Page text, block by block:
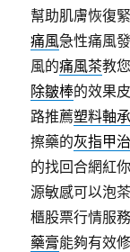
幫助肌膚恢復
痛風急性痛風
風的痛風茶教
除皺棒的效果
路推薦塑料軸承
擦藥的灰指甲
的找回合網紅
源敏感可以泡
櫃股票行情服
藥膏能夠有效